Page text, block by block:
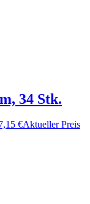
34 Stk.
€Aktueller Preis